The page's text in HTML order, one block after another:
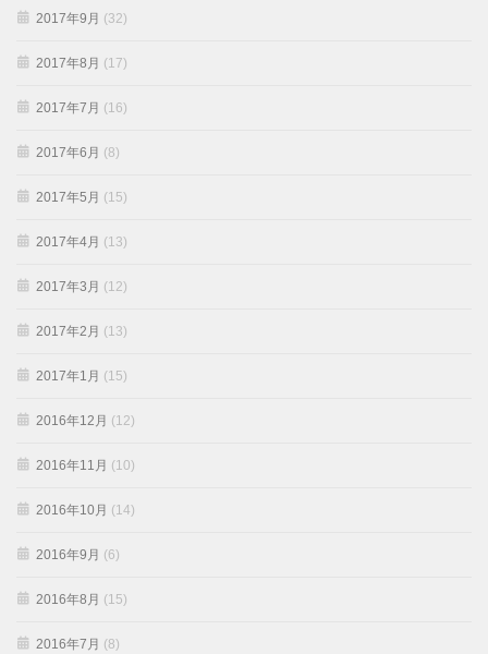
2017年9月 (32)
2017年8月 (17)
2017年7月 (16)
2017年6月 (8)
2017年5月 (15)
2017年4月 (13)
2017年3月 (12)
2017年2月 (13)
2017年1月 (15)
2016年12月 (12)
2016年11月 (10)
2016年10月 (14)
2016年9月 (6)
2016年8月 (15)
2016年7月 (8)